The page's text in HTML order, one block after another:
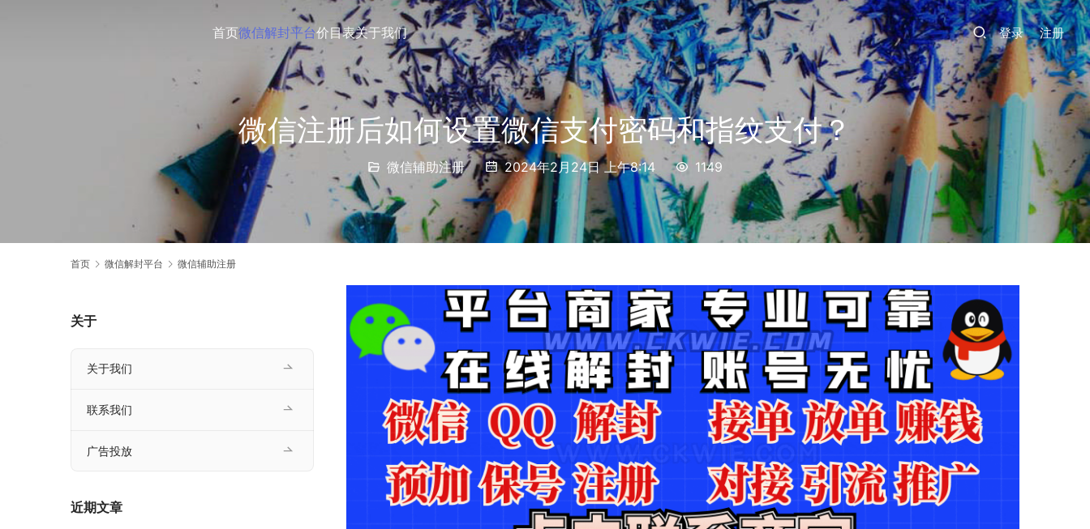
首页微信解封平台价目表关于我们 登录 注册
微信注册后如何设置微信支付密码和指纹支付？
微信辅助注册 2024年2月24日 上午8:14 1149
首页 微信解封平台 微信辅助注册
关于
关于我们
联系我们
广告投放
近期文章